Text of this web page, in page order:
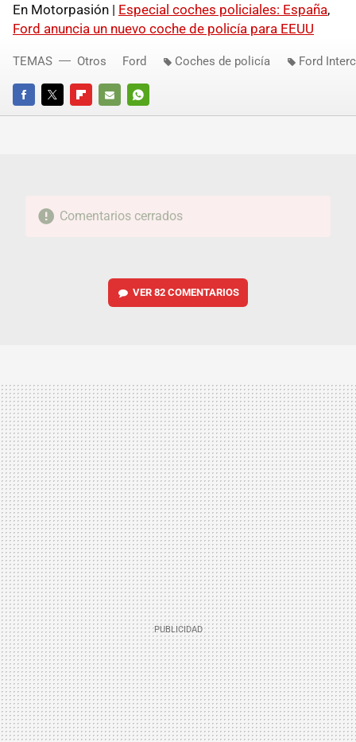
En Motorpasión | Especial coches policiales: España,
Ford anuncia un nuevo coche de policía para EEUU
FACEBOOKTWITTERFLIPBOARD
E-
WHATSAPP
TEMAS Otros Ford Coches de policía Ford
Comentarios cerrados
VER 82 COMENTARIOS